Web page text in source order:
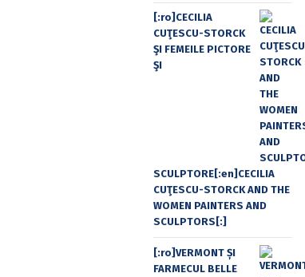
[:ro]CECILIA
CUŢESCU-STORCK
ŞI FEMEILE PICTORE
ŞI
SCULPTORE[:en]CECILIA
CUŢESCU-STORCK AND THE
WOMEN PAINTERS AND
SCULPTORS[:]
[:ro]VERMONT ȘI
FARMECUL BELLE